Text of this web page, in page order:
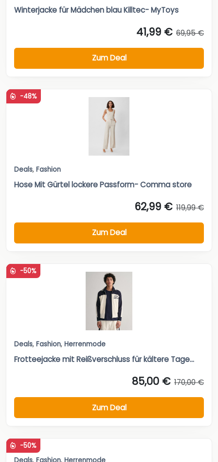
Winterjacke für Mädchen blau Killtec- MyToys
41,99 € 69,95 €
Zum Deal
-48%
Deals, Fashion
Hose Mit Gürtel lockere Passform- Comma store
62,99 € 119,99 €
Zum Deal
-50%
Deals, Fashion, Herrenmode
Frotteejacke mit Reißverschluss für kältere Tage...
85,00 € 170,00 €
Zum Deal
-50%